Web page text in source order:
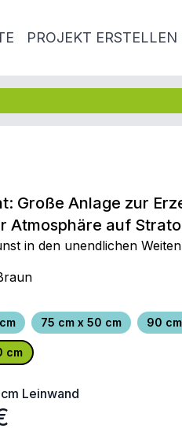
PROJEKT ERSTELLEN
Große Anlage zur
Atmosphäre auf
in den unendlichen
75 cm x 50 cm 90
cm
Leinwand